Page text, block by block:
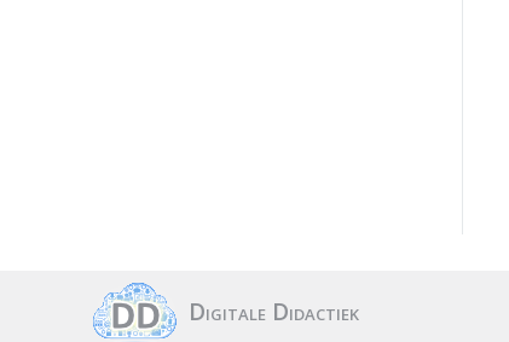
Digitale Didactiek